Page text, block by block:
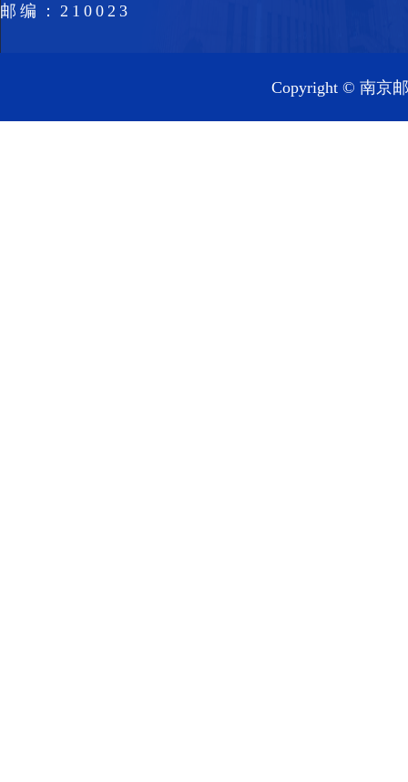
邮编：210023
Copyright © 南京